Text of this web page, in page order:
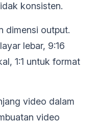
konsisten.
dimensi output.
lebar, 9:16
1:1 untuk format
video dalam
video